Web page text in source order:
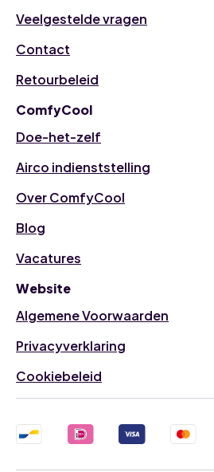
Veelgestelde vragen
Contact
Retourbeleid
ComfyCool
Doe-het-zelf
Airco indienststelling
Over ComfyCool
Blog
Vacatures
Website
Algemene Voorwaarden
Privacyverklaring
Cookiebeleid